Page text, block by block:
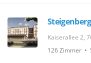
Kaiserallee 2,
126 Zimmer •